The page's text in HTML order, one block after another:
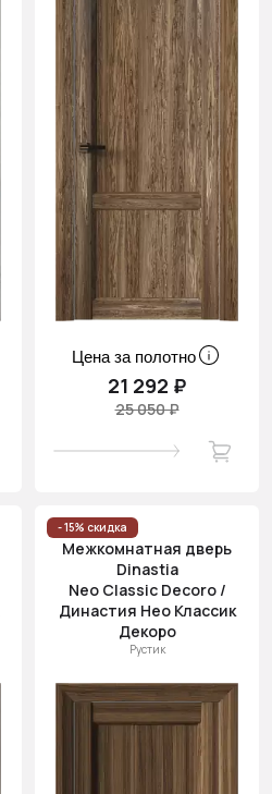
Цена за полотно
21 292 ₽
25 050 ₽
- 15% скидка
Межкомнатная дверь
Dinastia
Neo Classic Decoro /
Династия Нео Классик
Декоро
Рустик